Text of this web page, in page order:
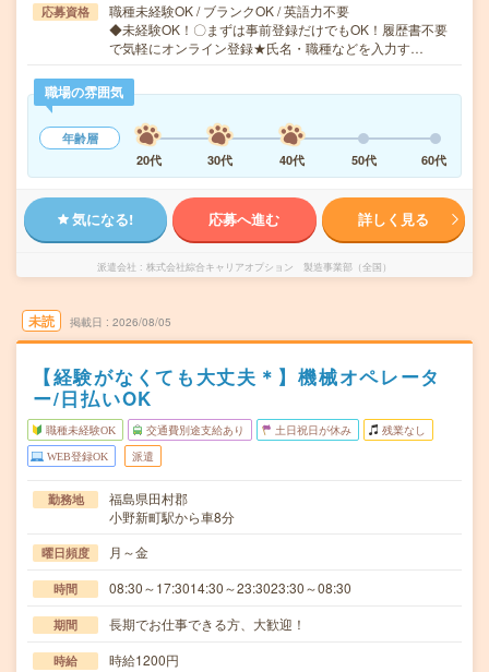
応募資格
職種未経験OK / ブランクOK / 英語力不要
◆未経験OK！〇まずは事前登録だけでもOK！履歴書不要
で気軽にオンライン登録★氏名・職種などを入力す…
職場の雰囲気
年齢層
20代
30代 40代 50代 60代
気になる! 応募へ進む 詳しく見る
派遣会社 株式会社綜合キャリアオプション 製造事業部（全国）
未読 掲載日 2026/08/05
【経験がなくても大丈夫＊】機械オペレータ
ー/日払いOK
職種未経験OK 交通費別途支給あり 土日祝日が休み 残業なし
WEB登録OK 派遣
勤務地
福島県田村郡
小野新町駅から車8分
曜日頻度 月～金
時間 08:30～17:3014:30～23:3023:30～08:30
期間 長期でお仕事できる方、大歓迎！
時給 時給1200円